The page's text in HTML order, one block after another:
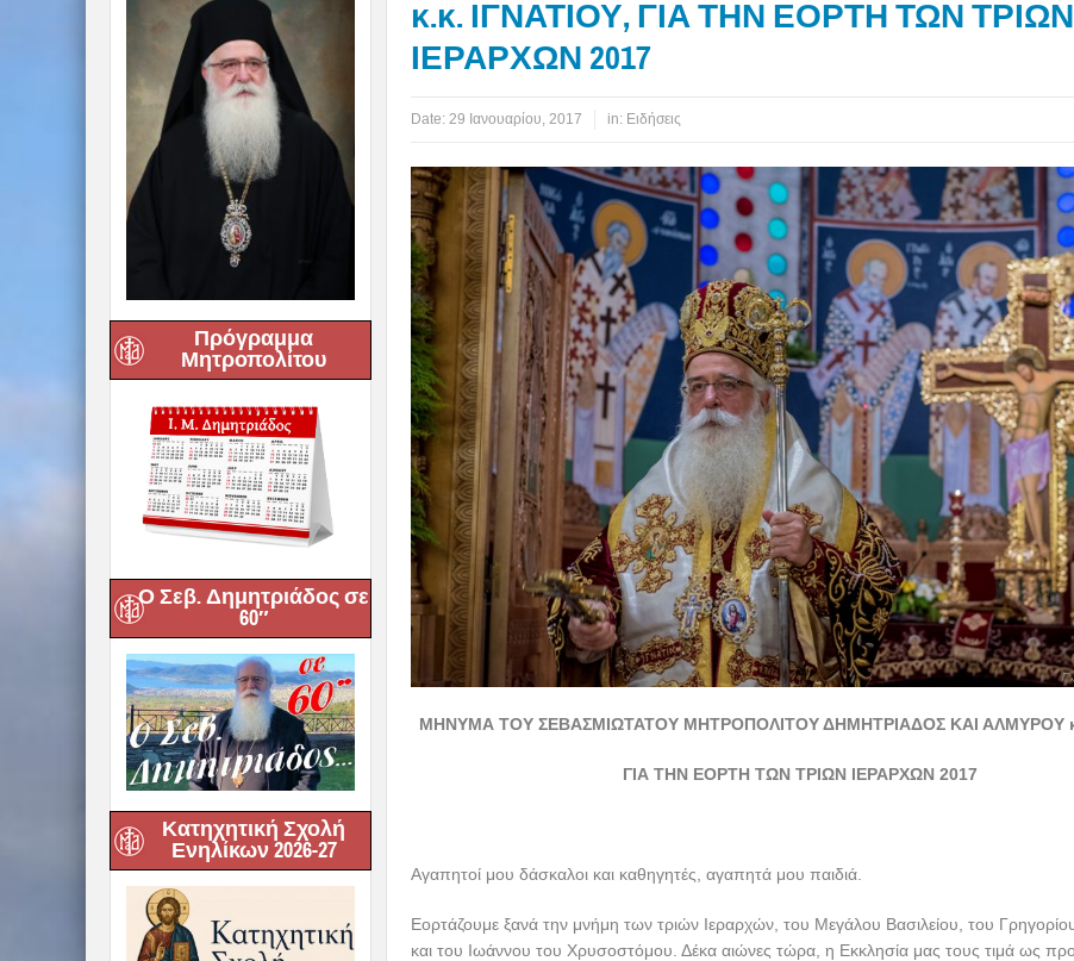
Πρόγραμμα
Μητροπολίτου
Ο Σεβ. Δημητριάδος σε
60″
Κατηχητική Σχολή
Ενηλίκων 2026-27
κ.κ. ΙΓΝΑΤΙΟΥ, ΓΙΑ ΤΗΝ ΕΟΡΤΗ ΤΩΝ ΤΡΙΩΝ
ΙΕΡΑΡΧΩΝ 2017
Date: 29 Ιανουαρίου, 2017 in: Ειδήσεις
ΜΗΝΥΜΑ ΤΟΥ ΣΕΒΑΣΜΙΩΤΑΤΟΥ ΜΗΤΡΟΠΟΛΙΤΟΥ ΔΗΜΗΤΡΙΑΔΟΣ ΚΑΙ ΑΛΜΥΡΟΥ
ΓΙΑ ΤΗΝ ΕΟΡΤΗ ΤΩΝ ΤΡΙΩΝ ΙΕΡΑΡΧΩΝ 2017
Αγαπητοί μου δάσκαλοι και καθηγητές, αγαπητά μου παιδιά.
Εορτάζουμε ξανά την μνήμη των τριών Ιεραρχών, του Μεγάλου Βασιλείου, του
και του Ιωάννου του Χρυσοστόμου. Δέκα αιώνες τώρα, η Εκκλησία μας τους τιμά ως